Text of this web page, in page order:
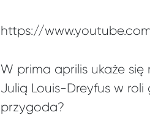
https://
W prima aprilis ukaże
Julią Louis-Dreyfus w roli
przygoda?